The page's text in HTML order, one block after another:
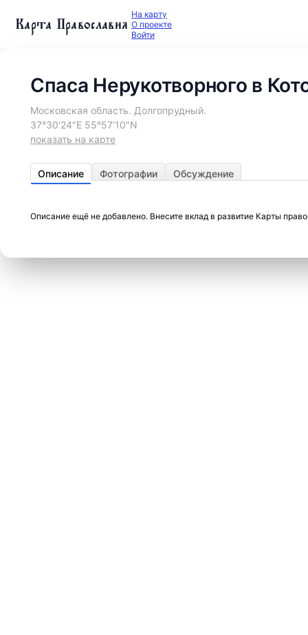
Карта Православия На карту
О проекте
Войти
Спаса Нерукотворного в
Московская область. Долгопрудный.
37°30′24″E 55°57′10″N
показать на карте
Описание Фотографии Обсуждение
Описание ещё не добавлено. Внесите вклад в развитие Карты